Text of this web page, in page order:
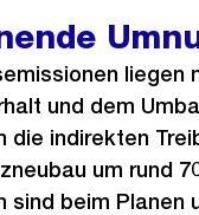
liegen
und dem
die indirekten
um rund
sind beim Planen